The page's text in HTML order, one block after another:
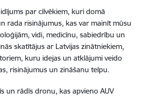
par cilvēkiem, kuri domā
rada risinājumus, kas var mainīt mūsu
vidi, medicīnu, sabiedrību un
skatītājus ar Latvijas zinātniekiem,
kuru idejas un atklājumi veido
risinājumus un zināšanu telpu.
un rādīs dronu, kas apvieno AUV